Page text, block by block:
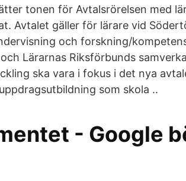
tonen för Avtalsrörelsen med
Avtalet gäller för lärare vid
och forskning/
Lärarnas Riksförbunds
ska vara i fokus i det nya
som skola ..
- Google